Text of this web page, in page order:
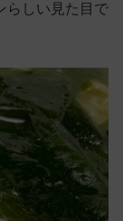
らしい見た目で